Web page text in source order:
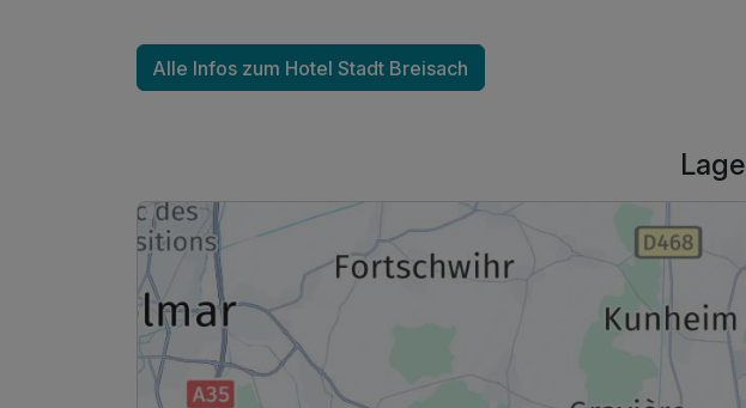
Alle Infos zum Hotel Stadt Breisach